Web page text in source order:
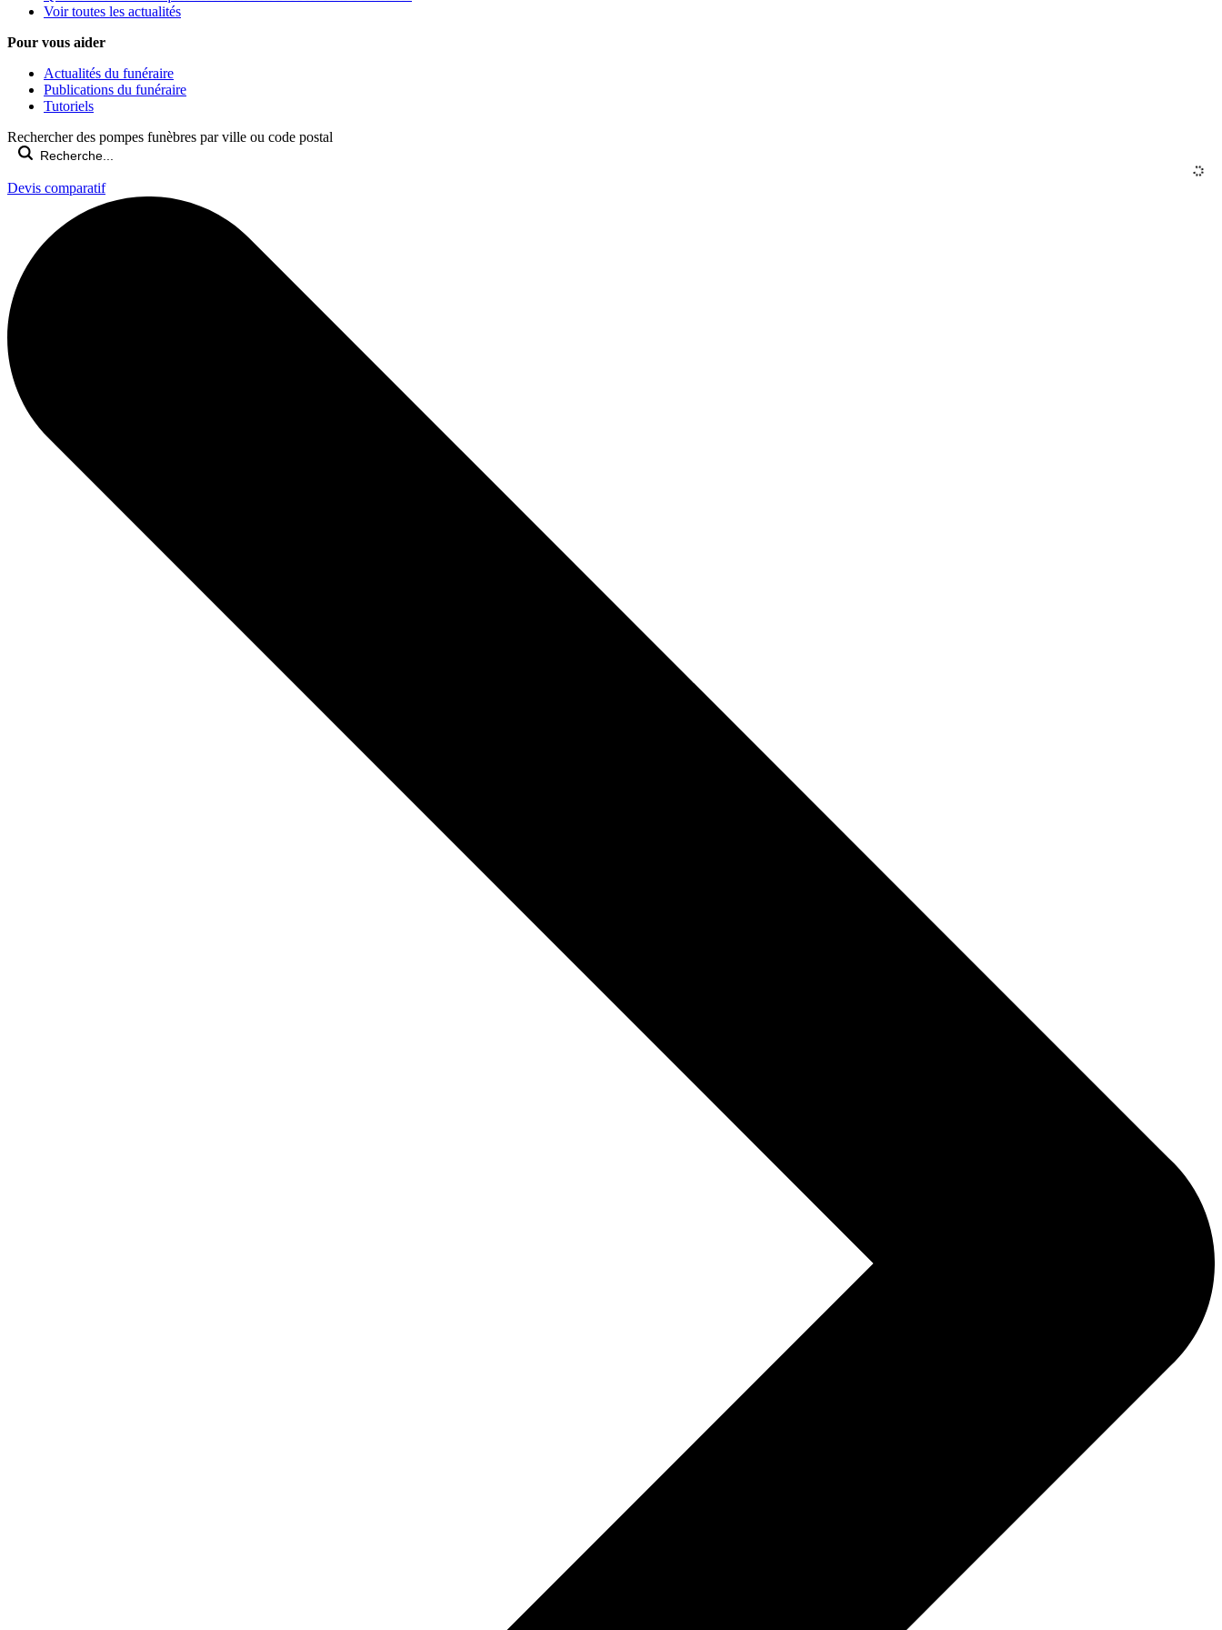
Voir toutes les actualités
Pour vous aider
Actualités du funéraire
Publications du funéraire
Tutoriels
Rechercher des pompes funèbres par ville ou code postal
Devis comparatif